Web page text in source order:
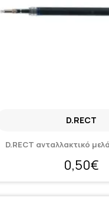
D.RECT
D.RECT ανταλλακτικό
0,50€